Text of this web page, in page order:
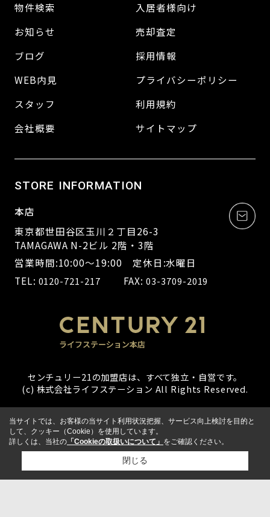
物件検索
お知らせ
ブログ
WEB内見
スタッフ
会社概要
入居者様向け
売却査定
採用情報
プライバシーポリシー
利用規約
サイトマップ
STORE INFORMATION
本店
東京都世田谷区玉川２丁目26-3
TAMAGAWA N-2ビル 2階・3階
営業時間:10:00～19:00 定休日:水曜日
TEL: 0120-721-217 FAX:03-3709-2019
センチュリー21の加盟店は、すべて独立・自営です。
(c) 株式会社ライフステーション All Rights Reserved.
当サイトでは、お客様の当サイト利用状況把握、サービス向上検討を目的と
して、クッキー（Cookie）を使用しています。
詳しくは、当社の 「Cookieの取扱いについて」 をご確認ください。
閉じる